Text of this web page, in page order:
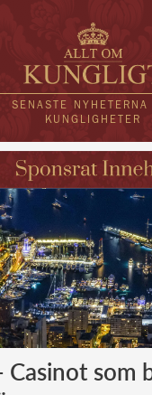
SENASTE NYHETERNA
KUNGLIGHETER
HEM
KUNGAFAMILJEN
UTLÄNDSKT
KÄNDISAR
Svenska kungahuset
Casinot som